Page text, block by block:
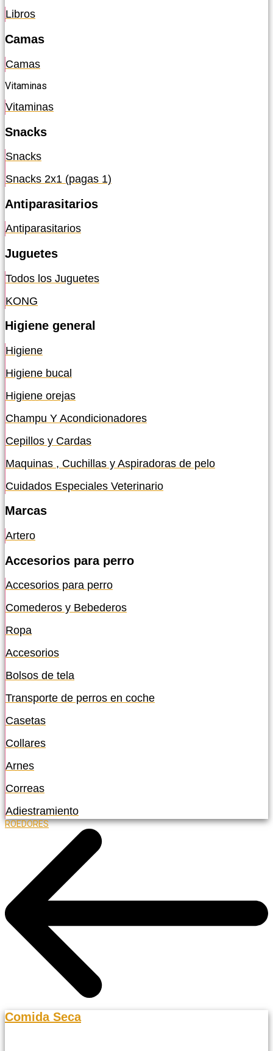
Libros
Camas
Camas
Vitaminas
Vitaminas
Snacks
Snacks
Snacks 2x1 (pagas 1)
Antiparasitarios
Antiparasitarios
Juguetes
Todos los Juguetes
KONG
Higiene general
Higiene
Higiene bucal
Higiene orejas
Champu Y Acondicionadores
Cepillos y Cardas
Maquinas , Cuchillas y Aspiradoras de pelo
Cuidados Especiales Veterinario
Marcas
Artero
Accesorios para perro
Accesorios para perro
Comederos y Bebederos
Ropa
Accesorios
Bolsos de tela
Transporte de perros en coche
Casetas
Collares
Arnes
Correas
Adiestramiento
ROEDORES
Comida Seca